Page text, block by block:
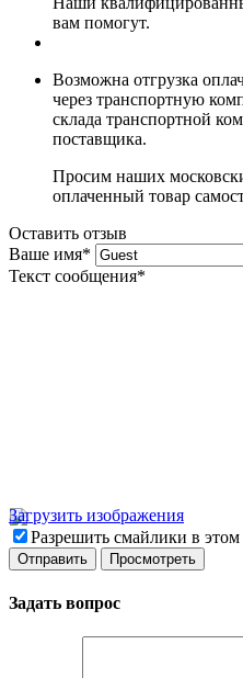
вам помогут.
Возможна отгрузка
через транспортную
склада транспортной
поставщика.
Просим наших
оплаченный товар
Оставить отзыв
Ваше имя*
Текст сообщения*
Загрузить изображения
Разрешить смайлики в
Задать вопрос